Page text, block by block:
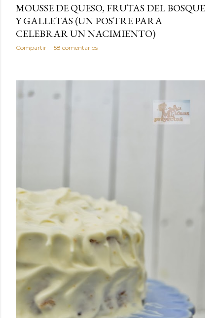
MOUSSE DE QUESO, FRUTAS DEL BOSQUE
Y GALLETAS (UN POSTRE PARA
CELEBRAR UN NACIMIENTO)
Compartir 58 comentarios